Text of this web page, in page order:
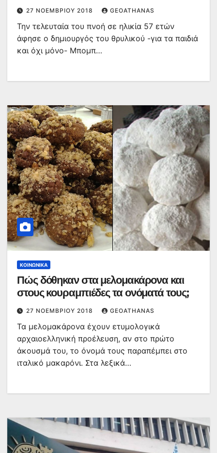
27 ΝΟΕΜΒΡΊΟΥ 2018 GEOATHANAS
Την τελευταία του πνοή σε ηλικία 57 ετών
άφησε ο δημιουργός του θρυλικού -για τα παιδιά
και όχι μόνο- Μπομπ…
ΚΟΙΝΩΝΙΚΆ
Πώς δόθηκαν στα μελομακάρονα και
στους κουραμπιέδες τα ονόματά τους;
27 ΝΟΕΜΒΡΊΟΥ 2018 GEOATHANAS
Τα μελομακάρονα έχουν ετυμολογικά
αρχαιοελληνική προέλευση, αν στο πρώτο
άκουσμά του, το όνομά τους παραπέμπει στο
ιταλικό μακαρόνι. Στα λεξικά…